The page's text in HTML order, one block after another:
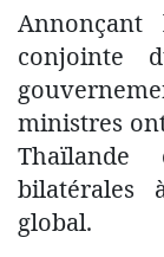
conjointe
ministres
bilatérales
global.